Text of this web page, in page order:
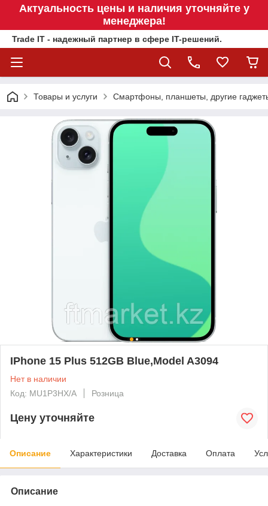
Актуальность цены и наличия уточняйте у
менеджера!
Trade IT - надежный партнер в сфере IT-решений.
Товары и услуги Смартфоны, планшеты, другие
IPhone 15 Plus 512GB Blue,Model A3094
Нет в наличии
Код: MU1P3HX/A
Розница
Цену уточняйте
Описание Характеристики Доставка Оплата
Описание